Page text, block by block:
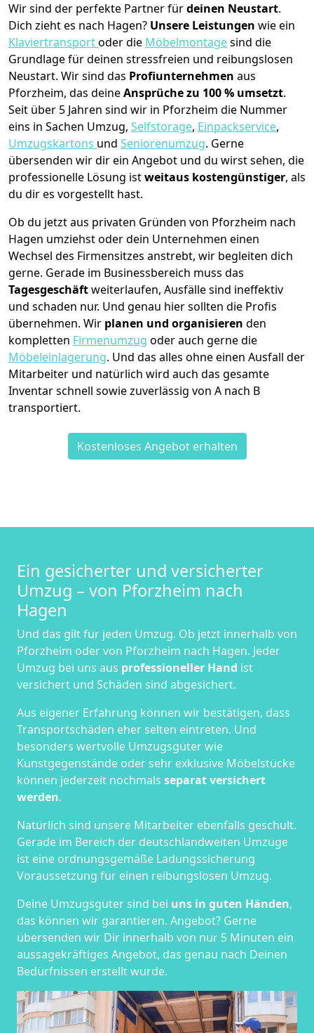
Wir sind der perfekte Partner fürdeinen Neustart.
Dich zieht es nach Hagen? Unsere Leistungen wie ein
Klaviertransportoder die Möbelmontagesind die
Grundlage für deinen stressfreien und reibungslosen
Neustart. Wir sind das Profiunternehmen aus
Pforzheim, das deineAnsprüche zu 100 % umsetzt.
Seit über 5 Jahren sind wir in Pforzheim die Nummer
eins in Sachen Umzug, Selfstorage, Einpackservice,
Umzugskartons und Seniorenumzug. Gerne
übersenden wir dir ein Angebot und du wirst sehen, die
professionelle Lösung istweitaus kostengünstiger, als
du dir es vorgestellt hast.
Ob du jetzt aus privaten Gründen von Pforzheim nach
Hagen umziehst oder dein Unternehmen einen
Wechsel des Firmensitzes anstrebt, wir begleiten dich
gerne. Gerade im Businessbereich muss das
Tagesgeschäftweiterlaufen, Ausfälle sind ineffektiv
und schaden nur. Und genau hier sollten die Profis
übernehmen. Wir planen und organisieren den
kompletten Firmenumzug oder auch gerne die
Möbeleinlagerung. Und das alles ohne einen Ausfall der
Mitarbeiter und natürlich wird auch das gesamte
Inventar schnell sowie zuverlässig von A nach B
transportiert.
Kostenloses Angebot erhalten
Ein gesicherter und versicherter
Umzug – von Pforzheim nach
Hagen
Und das gilt für jeden Umzug. Ob jetzt innerhalb von
Pforzheim oder von Pforzheim nach Hagen. Jeder
Umzug bei uns aus professioneller Hand ist
versichert und Schäden sind abgesichert.
Aus eigener Erfahrung können wir bestätigen, dass
Transportschäden eher selten eintreten. Und
besonders wertvolle Umzugsgüter wie
Kunstgegenstände oder sehr exklusive Möbelstücke
können jederzeit nochmals separat versichert
werden.
Natürlich sind unsere Mitarbeiter ebenfalls geschult.
Gerade im Bereich der deutschlandweiten Umzüge
ist eine ordnungsgemäße Ladungssicherung
Voraussetzung für einen reibungslosen Umzug.
Deine Umzugsgüter sind bei uns in guten Händen,
das können wir garantieren. Angebot? Gerne
übersenden wir Dir innerhalb von nur 5 Minuten ein
aussagekräftiges Angebot, das genau nach Deinen
Bedürfnissen erstellt wurde.